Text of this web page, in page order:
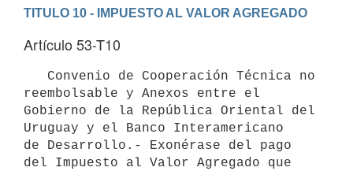
TITULO 10 - IMPUESTO AL VALOR AGREGADO
Artículo 53-T10
reembolsable y Anexos entre el
Gobierno de la República Oriental del
Uruguay y el Banco Interamericano
de Desarrollo.- Exonérase del pago
del Impuesto al Valor Agregado que